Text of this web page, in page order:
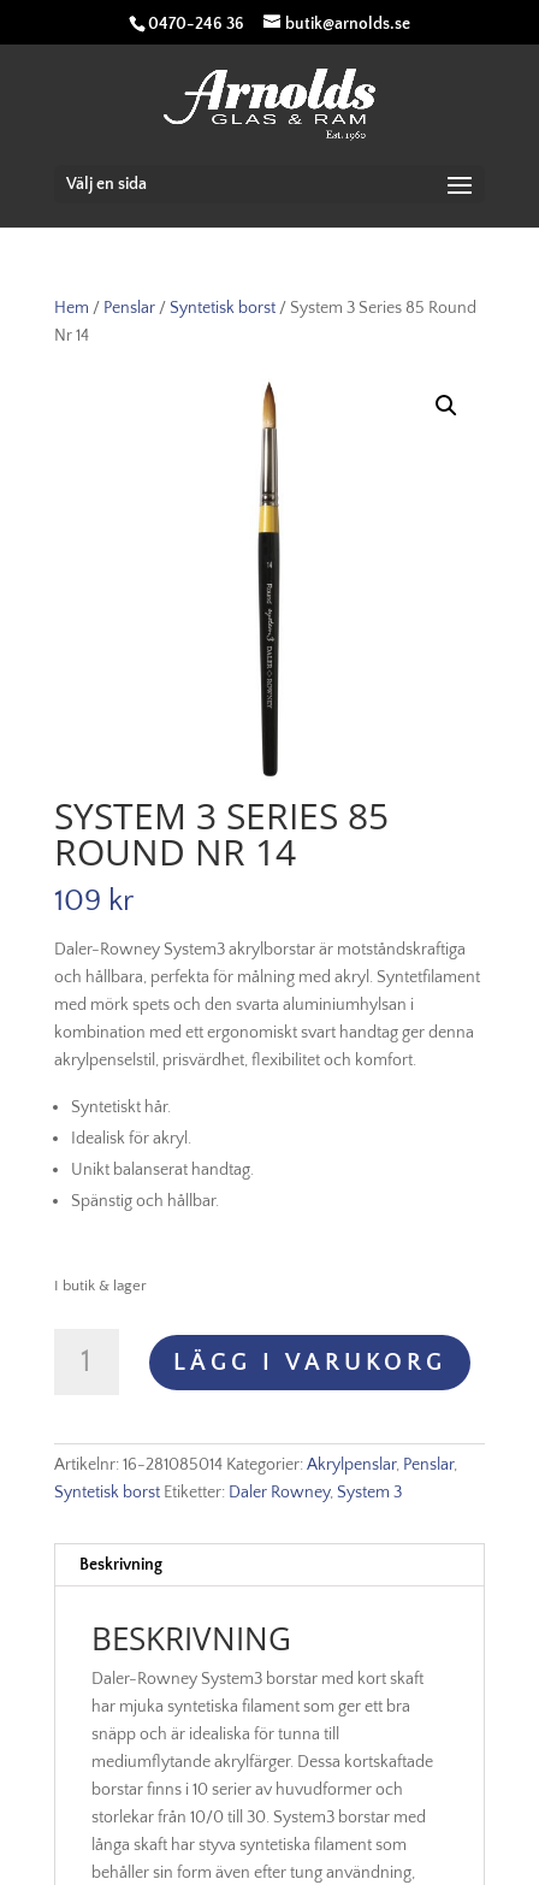
0470-246 36 butik@arnolds.se
Välj en sida
Hem / Penslar/ Syntetisk borst/ System 3 Series 85 Round
Nr 14
SYSTEM 3 SERIES 85
ROUND NR 14
109 kr
Daler-Rowney System3 akrylborstar är motståndskraftiga
och hållbara, perfekta för målning med akryl. Syntetfilament
med mörk spets och den svarta aluminiumhylsan i
kombination med ett ergonomiskt svart handtag ger denna
akrylpenselstil, prisvärdhet, flexibilitet och komfort.
Syntetiskt hår.
Idealisk för akryl.
Unikt balanserat handtag.
Spänstig och hållbar.
I butik & lager
Round
14
LÄGG I VARUKORG
Artikelnr:16-281085014 Kategorier:Akrylpenslar, Penslar,
Syntetisk borst Etiketter: Daler Rowney, System 3
Beskrivning
BESKRIVNING
Daler-Rowney System3 borstar med kort skaft
har mjuka syntetiska filament som ger ett bra
snäpp och är idealiska för tunna till
mediumflytande akrylfärger. Dessa kortskaftade
borstar finns i 10 serier av huvudformer och
storlekar från 10/0 till 30. System3 borstar med
långa skaft har styva syntetiska filament som
behåller sin form även efter tung användning,